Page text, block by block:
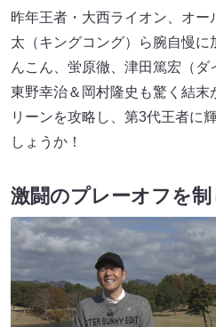
昨年王者・大西ライオン、オ
太（キングコング）ら腕自慢に
んこん、蛍原徹、津田篤宏（
東野幸治＆岡村隆史も驚く結
リーンを攻略し、第3代王者に
しょうか！
激闘のプレーオフを制